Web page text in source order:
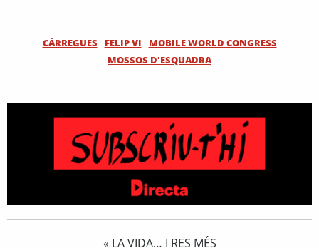
CÀRREGUES FELIP VI
MOBILE WORLD CONGRESS
MOSSOS D'ESQUADRA
« LA VIDA… I RES MÉS